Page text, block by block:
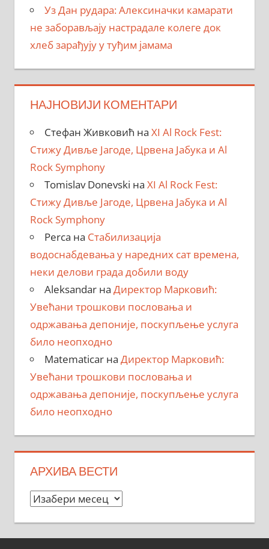
Уз Дан рудара: Алексиначки камарати
не заборављају настрадале колеге док
хлеб зарађују у туђим јамама
НАЈНОВИЈИ КОМЕНТАРИ
Стефан Живковић на XI Al Rock Fest:
Стижу Дивље Јагоде, Црвена Јабука и Al
Rock Symphony
Tomislav Donevski на XI Al Rock Fest:
Стижу Дивље Јагоде, Црвена Јабука и Al
Rock Symphony
Perca на Стабилизација
водоснабдевања у наредних сат времена,
неки делови града добили воду
Aleksandarна Директор Марковић:
Увећани трошкови пословања и
одржавања депоније, поскупљење услуга
било неопходно
Matematicarна Директор Марковић:
Увећани трошкови пословања и
одржавања депоније, поскупљење услуга
било неопходно
АРХИВА ВЕСТИ
Архива